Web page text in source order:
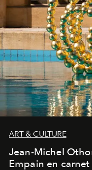
ART & CULTURE
Jean-Michel
Empain en